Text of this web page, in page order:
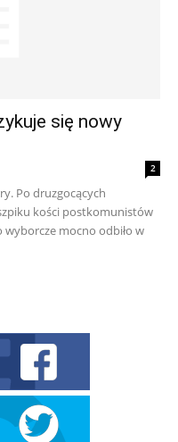
się nowy
2
Po druzgocących
kości postkomunistów
wyborcze mocno odbiło w